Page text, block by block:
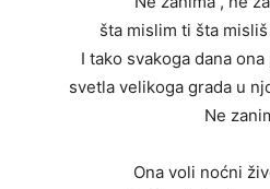
šta mislim ti šta
I tako svakoga dana
svetla velikoga grada u
Ne
Ona voli noćni